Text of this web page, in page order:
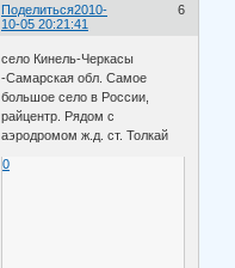
Поделиться 6
2010-
10-05 20:21:41
село Кинель-Черкасы
-Самарская обл. Самое
большое село в России,
райцентр. Рядом с
аэродромом ж.д. ст. Толкай
0